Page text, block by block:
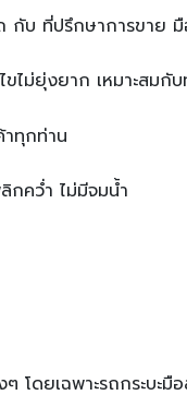
กับ ที่ปรึกษาการขาย
ไม่ยุ่งยาก เหมาะสมกั
ทุกท่าน
กคว่ำ ไม่มีจมน้ำ
โดยเฉพาะรถกระบ